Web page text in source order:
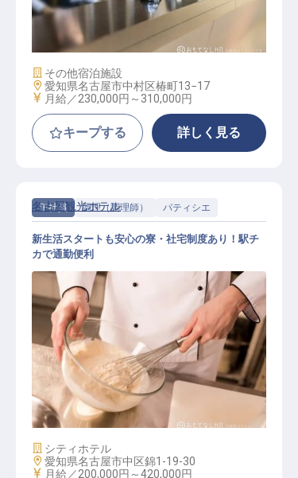
フロントスタッフ
施設業態
その他宿泊施設
勤務地
愛知県名古屋市中村区椿町13−17
給与
月給／230,000円～ 310,000円
キープする 詳しく見る
正社員 調理（調理師） パティシエ
調理職 ペストリー製菓
名古屋観光ホテル
新生活スタートも安心の寮・社宅制度あり！駅チ
カで通勤便利
施設業態
シティホテル
勤務地
愛知県名古屋市中区錦1-19-30
給与
月給／200,000円～420,000円